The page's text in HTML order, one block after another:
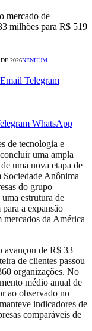
mercado de
milhões para R$ 519
2026NENHUM
Email Telegram
WhatsApp
de tecnologia e
uma ampla
uma nova etapa de
Sociedade Anônima
do grupo —
estrutura de
a expansão
da América
avançou de R$ 33
de clientes passou
organizações. No
médio anual de
ao observado no
indicadores de
comparáveis de